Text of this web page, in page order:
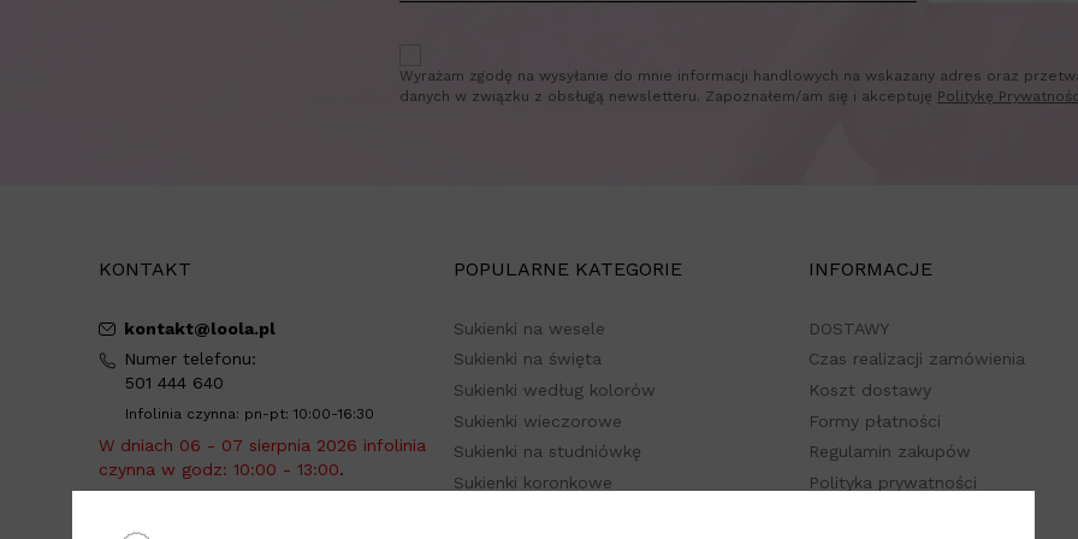
Wyrażam zgodę na wysyłanie do mnie informacji handlowych na wskazany adres oraz
danych w związku z obsługą newsletteru. Zapoznałem/am się i akceptuję Politykę
KONTAKT
kontakt@loola.pl
Numer telefonu:
501 444 640
Infolinia czynna: pn-pt: 10:00-16:30
W dniach 06 - 07 sierpnia 2026 infolinia
czynna w godz: 10:00 - 13:00.
POPULARNE KATEGORIE
Sukienki na wesele
Sukienki na święta
Sukienki według kolorów
Sukienki wieczorowe
Sukienki na studniówkę
Sukienki koronkowe
INFORMACJE
DOSTAWY
Czas realizacji zamówienia
Koszt dostawy
Formy płatności
Regulamin zakupów
Polityka prywatności